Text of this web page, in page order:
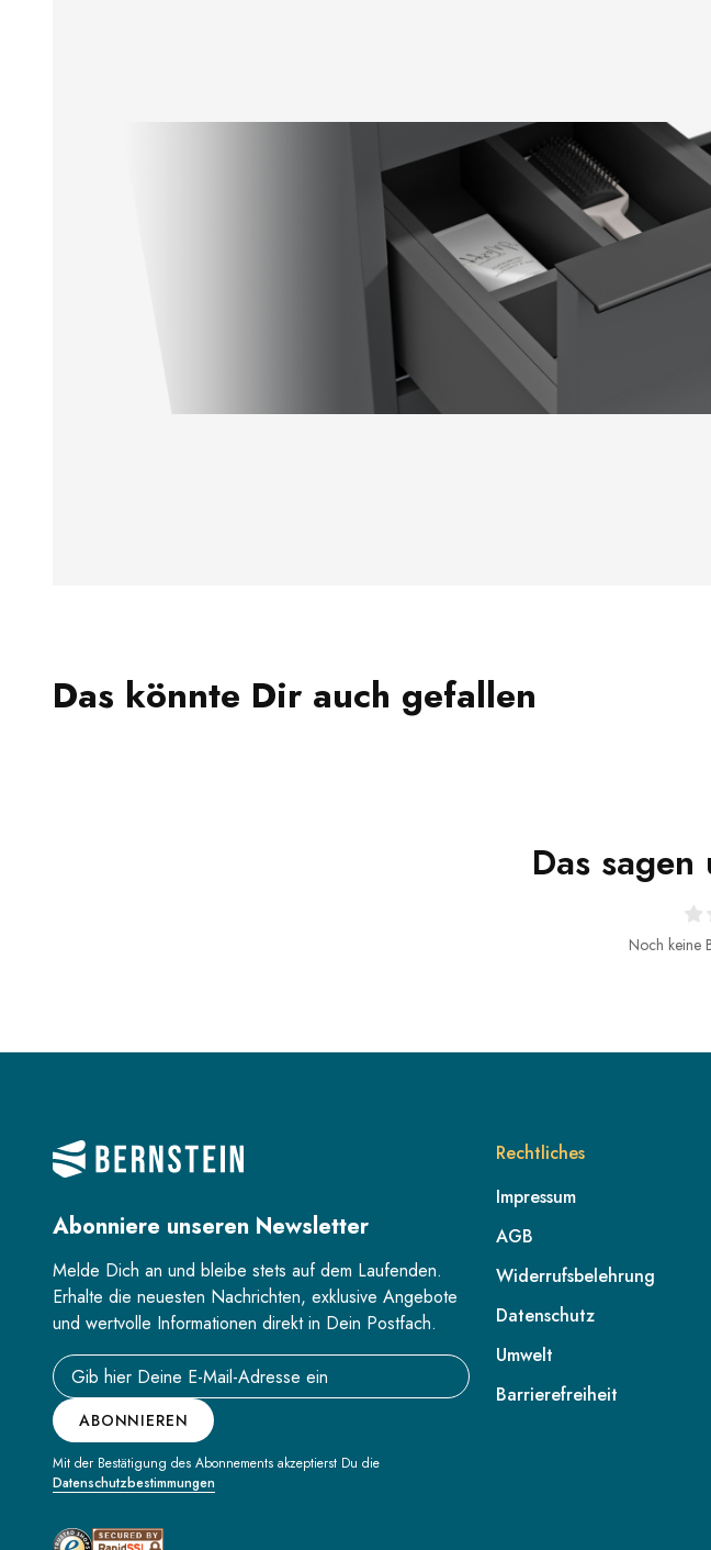
Das könnte Dir auch gefallen
Das
Noch keine
Abonniere unseren Newsletter
Melde Dich an und bleibe stets auf dem Laufenden.
Erhalte die neuesten Nachrichten, exklusive Angebote
und wertvolle Informationen direkt in Dein Postfach.
Email address
ABONNIEREN
Mit der Bestätigung des Abonnements akzeptierst Du die
Datenschutzbestimmungen
Rechtliches
Impressum
AGB
Widerrufsbelehrung
Datenschutz
Umwelt
Barrierefreiheit